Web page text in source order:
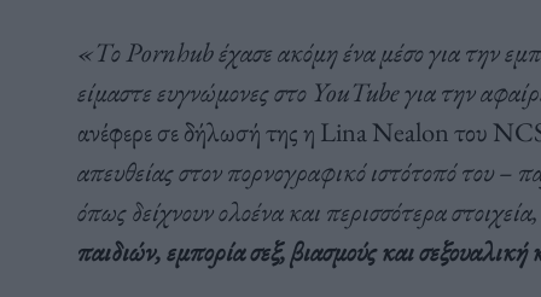
«Το Pornhub έχασε ακόμη ένα μέσο για την
είμαστε ευγνώμονες στο YouTube για την
ανέφερε σε δήλωσή της η Lina Nealon του
απευθείας στον πορνογραφικό ιστότοπό του –
όπως δείχνουν ολοένα και περισσότερα στοιχεία,
παιδιών, εμπορία σεξ, βιασμούς και